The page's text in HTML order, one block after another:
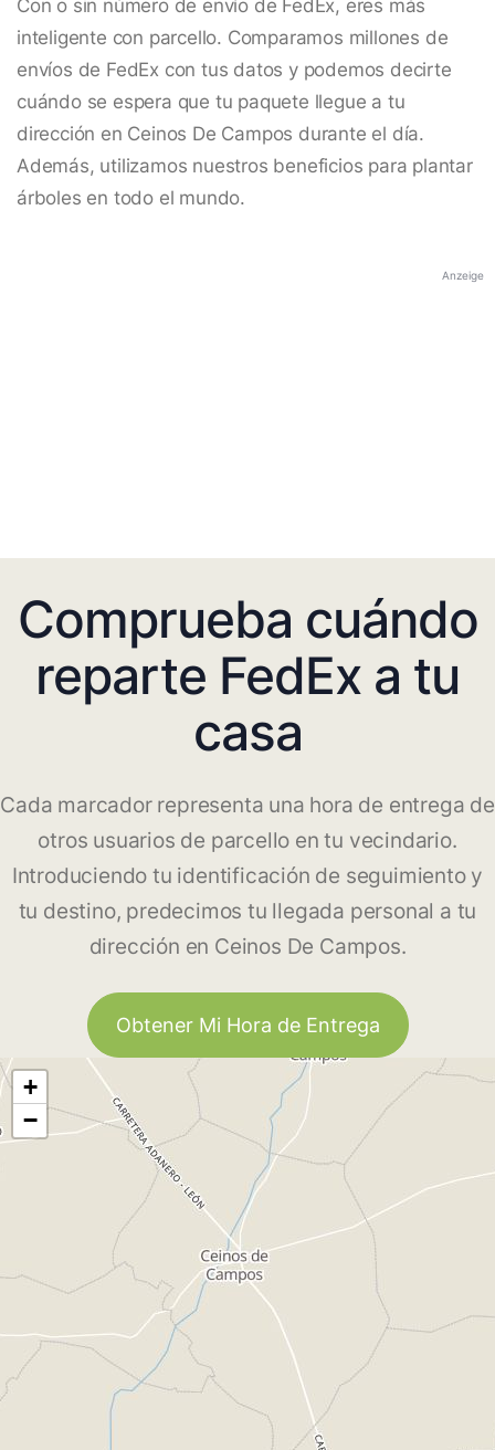
Con o sin número de envío de FedEx, eres más
inteligente con parcello. Comparamos millones de
envíos de FedEx con tus datos y podemos decirte
cuándo se espera que tu paquete llegue a tu
dirección en Ceinos De Campos durante el día.
Además, utilizamos nuestros beneficios para plantar
árboles en todo el mundo.
Anzeige
Comprueba cuándo
reparte FedEx a tu
casa
Cada marcador representa una hora de entrega de
otros usuarios de parcello en tu vecindario.
Introduciendo tu identificación de seguimiento y
tu destino, predecimos tu llegada personal a tu
dirección en Ceinos De Campos.
Obtener Mi Hora de Entrega
+
−